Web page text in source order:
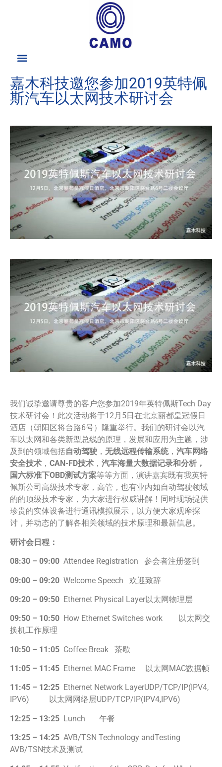
嘉木科技邀您参加2019英特佩
斯汽车以太网技术研讨会
我们诚挚邀请尊贵的客户您参加2019年英特佩斯Tech Day
技术研讨会！此次活动将于12月5日在北京丽都皇冠假日
酒店（朝阳区将台路6号）隆重举行。我们的研讨会以汽
车以太网和各类新型总线的原理，发展和应用为主题，涉
及到的领域包括自动驾驶 ， 无线远程传输系统， 汽车网络
安全技术 ， CAN-FD技术 ， 汽车海量大数据记录和分析，
国六标准下OBD测试方案等等方面，演讲嘉宾既有我英特
佩斯公司高级技术专家，高管，也有业内如自动驾驶领域
的的顶级技术专家，为大家进行权威讲解！同时现场提供
珍贵的实体设备进行通讯模拟展示，以方便大家观摩探
讨，并动态的了解各相关领域的技术原理和最新信息。
研讨会日程：
08:30 – 09:00 Attendee Registration 参会者注册签到
09:00 – 09:20 Welcome Speech 欢迎致辞
09:20 – 09:50 Ethernet Physical Layer以太网物理层
09:50 – 10:50 How Ethernet Switches work 以太网交
换机工作原理
10:50 – 11:05 Coffee Break 茶歇
11:05 – 11:45 Ethernet MAC Frame 以太网MAC数据帧
11:45 – 12:25 Ethernet Network LayerUDP/TCP/IP(IPV4,
IPV6) 以太网网络层UDP/TCP/IP(IPV4,IPV6)
12:25 – 13:25 Lunch 午餐
13:25 – 14:25 AVB/TSN Technology andTesting
AVB/TSN技术及测试